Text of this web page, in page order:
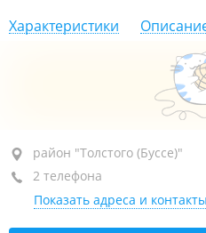
Характеристики
район "Толстого (Буссе)", ул.
ТЦ "Велес", 4-й этаж, оф. 401
+7 (423) 269-55-33
район "Толстого (Буссе)"
2 телефона
Показать адреса и контакты